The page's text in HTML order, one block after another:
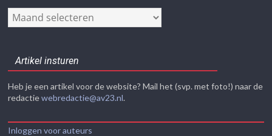
Nieuwsarchief
Artikel insturen
Heb je een artikel voor de website? Mail het (svp. met foto!) naar de
redactiewebredactie@av23.nl.
Inloggen voor auteurs